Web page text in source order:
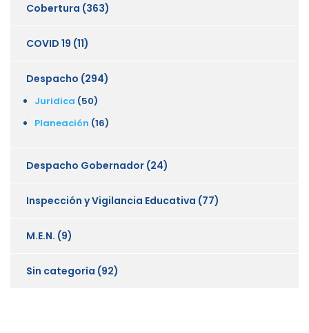
Cobertura (363)
COVID 19 (11)
Despacho (294)
Juridica (50)
Planeación (16)
Despacho Gobernador (24)
Inspección y Vigilancia Educativa (77)
M.E.N. (9)
Sin categoría (92)